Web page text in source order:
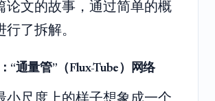
论文的故事，通过简单的概
了拆解。
“通量管”（Flux-Tube）网络